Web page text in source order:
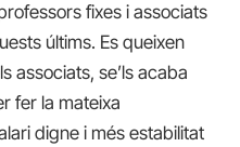
fixes i associats
últims. Es queixen
associats, se’ls acaba
fer la mateixa
digne i més estabilitat